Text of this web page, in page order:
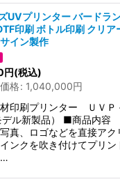
UVプリンター バードラ
印刷 ボトル印刷 クリア
イン製作
円(税込)
格: 1,040,000円
材印刷プリンター ＵＶ
デル新製品） ■商品内
真、ロゴなどを直接アク
ンクを吹き付けてプリン
…